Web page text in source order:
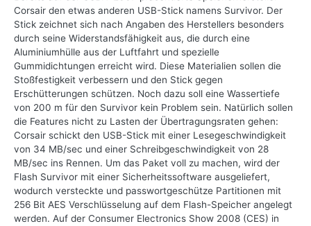
Corsair den etwas anderen USB-Stick namens Survivor. Der
Stick zeichnet sich nach Angaben des Herstellers besonders
durch seine Widerstandsfähigkeit aus, die durch eine
Aluminiumhülle aus der Luftfahrt und spezielle
Gummidichtungen erreicht wird. Diese Materialien sollen die
Stoßfestigkeit verbessern und den Stick gegen
Erschütterungen schützen. Noch dazu soll eine Wassertiefe
von 200 m für den Survivor kein Problem sein. Natürlich sollen
die Features nicht zu Lasten der Übertragungsraten gehen:
Corsair schickt den USB-Stick mit einer Lesegeschwindigkeit
von 34 MB/sec und einer Schreibgeschwindigkeit von 28
MB/sec ins Rennen. Um das Paket voll zu machen, wird der
Flash Survivor mit einer Sicherheitssoftware ausgeliefert,
wodurch versteckte und passwortgeschütze Partitionen mit
256 Bit AES Verschlüsselung auf dem Flash-Speicher angelegt
werden. Auf der Consumer Electronics Show 2008 (CES) in